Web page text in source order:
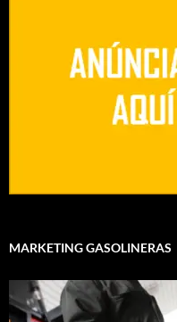
MARKETING GASOLINERAS